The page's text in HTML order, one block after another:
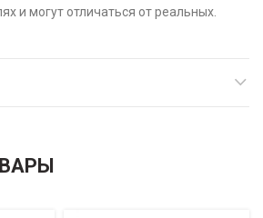
и могут отличаться от реальных.